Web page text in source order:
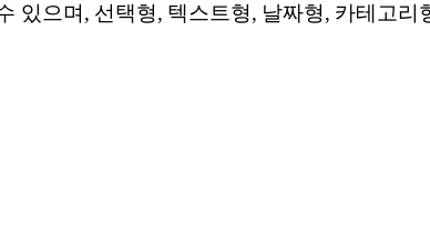
있으며, 선택형, 텍스트형, 날짜형, 카테고리